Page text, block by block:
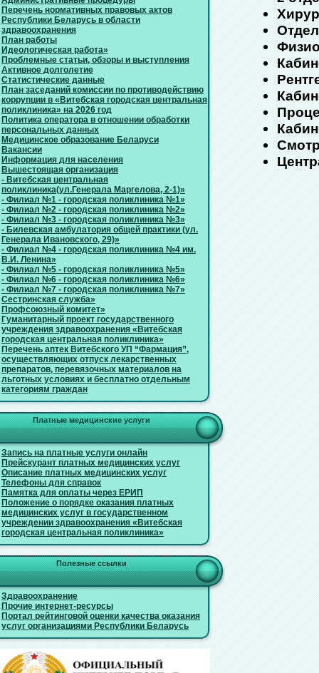
Перечень нормативных правовых актов
Республики Беларусь в области
здравоохранения
План работы
Идеологическая работа»
Проблемные статьи, обзоры и выступления
Активное долголетие
Статистические данные
План заседаний комиссии по противодействию
коррупции в «Витебская городская центральная
поликлиника» на 2026 год
Политика оператора в отношении обработки
персональных данных
Медицинское образование Беларуси
Вакансии
Информация для населения
Вышестоящая организация
- Витебская центральная
поликлиника(ул.Генерала Маргелова, 2-1)»
- Филиал №1 - городская поликлиника №1»
- Филиал №2 - городская поликлиника №2»
- Филиал №3 - городская поликлиника №3»
- Билевская амбулатория общей практики (ул.
Генерала Ивановского, 29)»
- Филиал №4 - городская поликлиника №4 им.
В.И. Ленина»
- Филиал №5 - городская поликлиника №5»
- Филиал №6 - городская поликлиника №6»
- Филиал №7 - городская поликлиника №7»
Сестринская служба»
Профсоюзный комитет»
Гуманитарный проект государственного
учреждения здравоохранения «Витебская
городская центральная поликлиника»
Перечень аптек Витебского УП “Фармация”,
осуществляющих отпуск лекарственных
препаратов, перевязочных материалов на
льготных условиях и бесплатно отдельным
категориям граждан
Платные медицинские услуги
Запись на платные услуги онлайн
Прейскурант платных медицинских услуг
Описание платных медицинских услуг
Телефоны для справок
Памятка для оплаты через ЕРИП
Положение о порядке оказания платных
медицинских услуг в государственном
учреждении здравоохранения «Витебская
городская центральная поликлиника»
Полезные ссылки
Здравоохранение
Прочие интернет-ресурсы
Портал рейтинговой оценки качества оказания
услуг организациями Республики Беларусь